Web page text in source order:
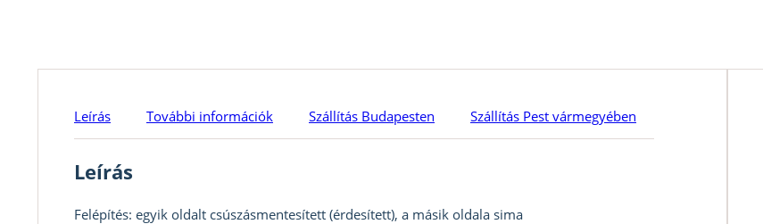
Leírás További információk Szállítás Budapesten Szállítás Pest vármegyében
Leírás
Felépítés: egyik oldalt csúszásmentesített (érdesített), a másik oldala sima